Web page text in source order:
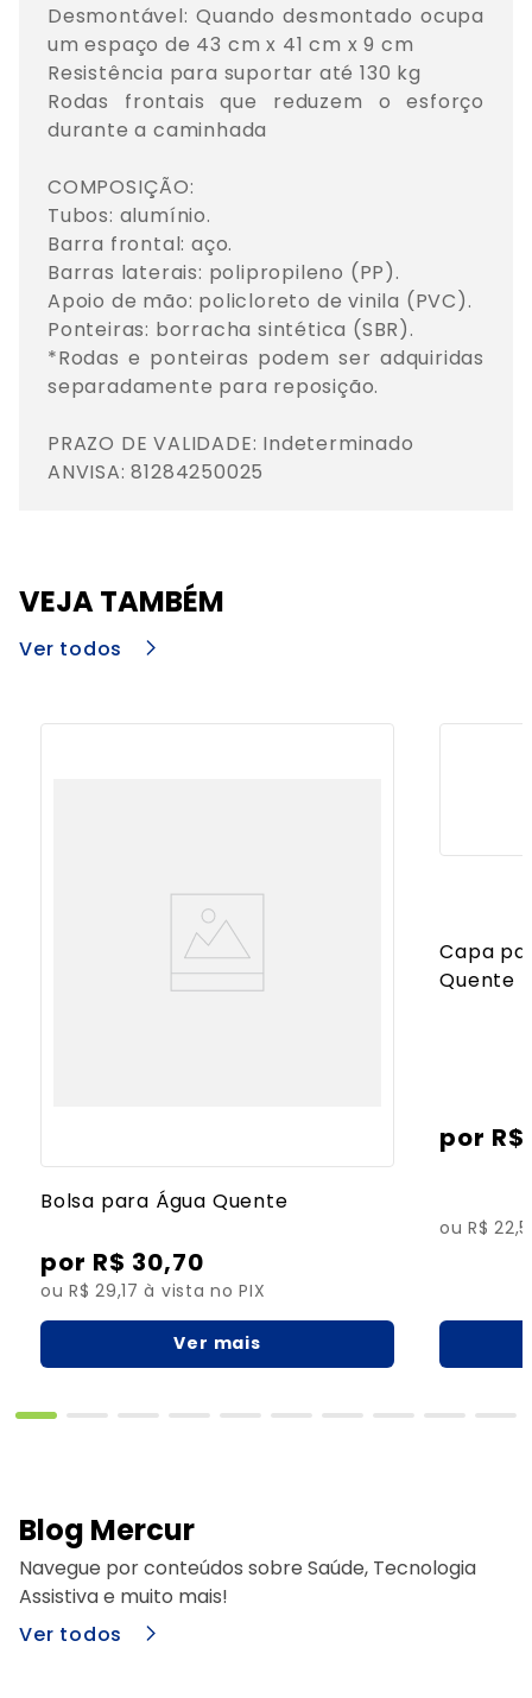
Desmontável: Quando desmontado ocupa
um espaço de 43 cm x 41 cm x 9 cm
Resistência para suportar até 130 kg
Rodas frontais que reduzem o esforço
durante a caminhada
COMPOSIÇÃO:
Tubos: alumínio.
Barra frontal: aço.
Barras laterais: polipropileno (PP).
Apoio de mão: policloreto de vinila (PVC).
Ponteiras: borracha sintética (SBR).
*Rodas e ponteiras podem ser adquiridas
separadamente para reposição.
PRAZO DE VALIDADE: Indeterminado
ANVISA: 81284250025
VEJA TAMBÉM
Ver todos
Bolsa para Água Quente
R$ 30,70
ou R$ 29,17 à vista no PIX
Ver mais
Capa
Quente
R$
ou R$
Blog Mercur
Navegue por conteúdos sobre Saúde, Tecnologia
Assistiva e muito mais!
Ver todos